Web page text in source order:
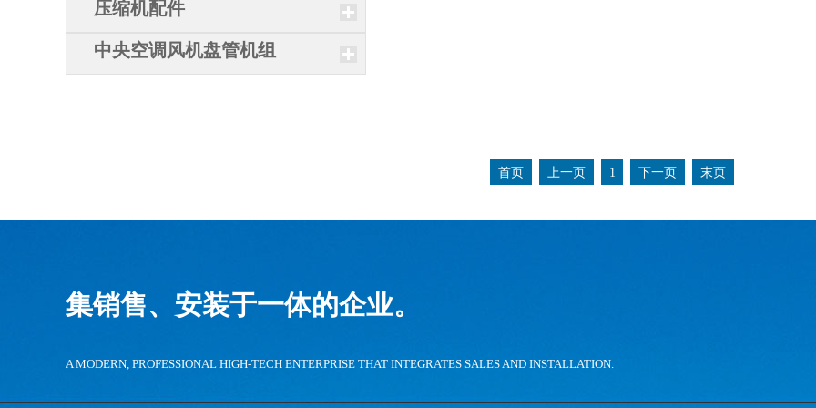
压缩机配件
中央空调风机盘管机组
首页 上一页 1 下一页 末页
集销售、安装于一体的企业。
A MODERN, PROFESSIONAL HIGH-TECH ENTERPRISE THAT INTEGRATES SALES AND INSTALLATION.